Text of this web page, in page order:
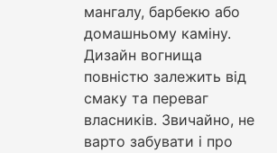
мангалу, барбекю або
домашньому каміну.
Дизайн вогнища
повністю залежить від
смаку та переваг
власників. Звичайно, не
варто забувати і про